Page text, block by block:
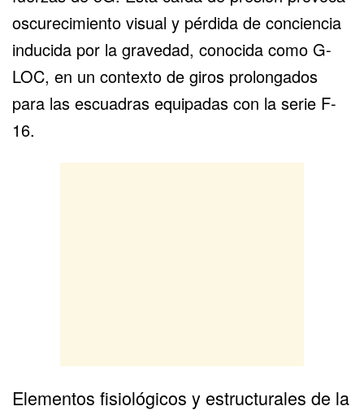
oscurecimiento visual y pérdida de conciencia
inducida por la gravedad, conocida como G-
LOC, en un contexto de giros prolongados
para las escuadras equipadas con la serie F-
16.
Elementos fisiológicos y estructurales de la